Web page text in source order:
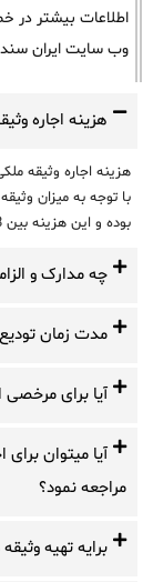
اطلاعات بیشتر در
وب سایت ایران سند
هزینه اجاره
هزینه اجاره وثیقه
با توجه به میزان
بوده و این هزینه بین 8 الی 14 درصد میزان وثیقه میباشد.
چه مدارک و
مدت زمان
آیا برای مرخصی
آیا میتوان
مراجعه نمود؟
برایه تهیه